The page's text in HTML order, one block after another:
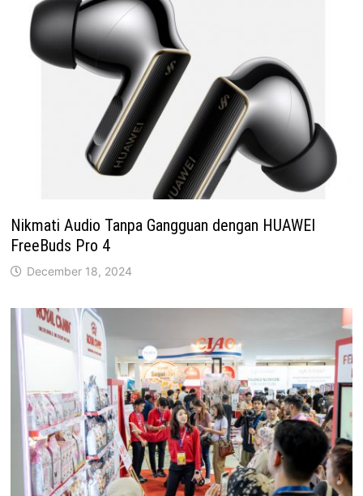
Nikmati Audio Tanpa Gangguan dengan HUAWEI
FreeBuds Pro 4
December 18, 2024